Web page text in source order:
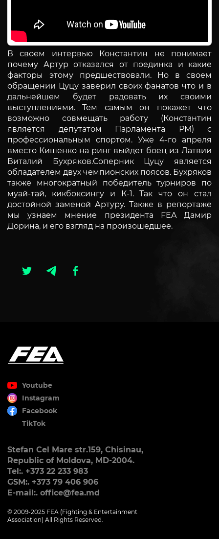
В своем интервью Константин не понимает
почему Артур отказался от поединка и какие
факторы этому предшествовали. Но в своем
обращении Цуцу заверил своих фанатов что и в
дальнейшем будет радовать их своими
выступлениями. Тем самым он покажет что
возможно совмещать работу (Константин
является депутатом Парламента РМ) с
профессиональным спортом. Уже 4-го апреля
вместо Кишенко на ринг выйдет боец из Латвии
Виталий Бухряков.Соперник Цуцу является
обладателем двух чемпионских поясов. Бухряков
также многократный победитель турниров по
муай-тай, кикбоксингу и К-1. Так что он стал
достойной заменой Артуру. Также в репортаже
мы узнаем мнение президента FEA Дамир
Дорина, и его взгляд на произошедшее.
Youtube
Instagram
Facebook
TikTok
Stefan Cel Mare str.159, Chisinau,
Republic of Moldova, MD-2004.
Tel:. +373 22 233 983
GSM:. +373 79 406 906
E-mail:. office@fea.md
© 2009-2025 FEA (Fighting & Entertainment
Association) All Rights Reserved.